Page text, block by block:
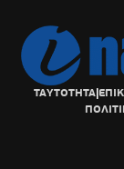
ΤΑΥΤΟΤΗΤΑ|